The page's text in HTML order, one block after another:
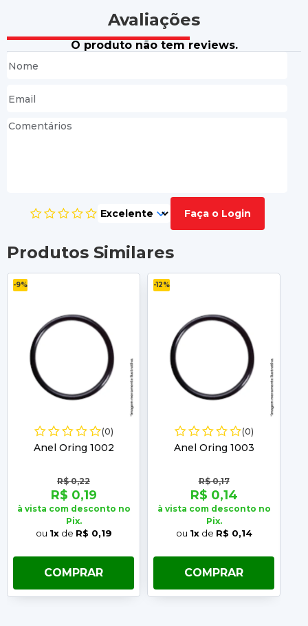
Avaliações
O produto não tem reviews.
Faça o Login
Produtos Similares
-9%
(0)
Anel Oring 1002
R$ 0,22
R$ 0,19
à vista com desconto no
Pix.
ou 1xde R$ 0,19
COMPRAR
-12%
(0)
Anel Oring 1003
R$ 0,17
R$ 0,14
à vista com desconto no
Pix.
ou 1xde R$ 0,14
COMPRAR